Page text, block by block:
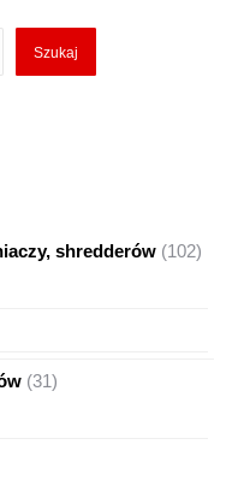
Szukaj
shredderów 102102
3131